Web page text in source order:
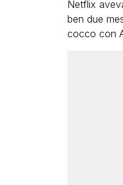
Netflix
ben due
cocco con